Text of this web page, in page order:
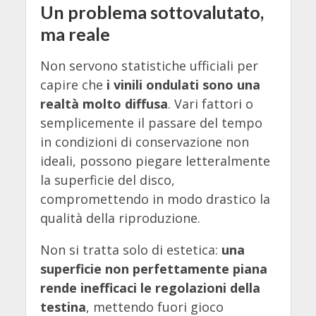
Un problema sottovalutato,
ma reale
Non servono statistiche ufficiali per
capire che i vinili ondulati sono una
realtà molto diffusa. Vari fattori o
semplicemente il passare del tempo
in condizioni di conservazione non
ideali, possono piegare letteralmente
la superficie del disco,
compromettendo in modo drastico la
qualità della riproduzione.
Non si tratta solo di estetica: una
superficie non perfettamente piana
rende inefficaci le regolazioni della
testina, mettendo fuori gioco